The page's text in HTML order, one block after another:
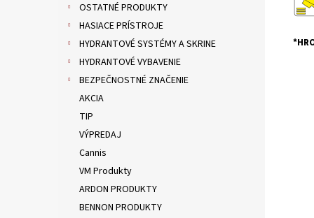
OSTATNÉ PRODUKTY
HASIACE PRÍSTROJE
HYDRANTOVÉ SYSTÉMY A SKRINE
HYDRANTOVÉ VYBAVENIE
BEZPEČNOSTNÉ ZNAČENIE
AKCIA
TIP
VÝPREDAJ
Cannis
VM Produkty
ARDON PRODUKTY
BENNON PRODUKTY